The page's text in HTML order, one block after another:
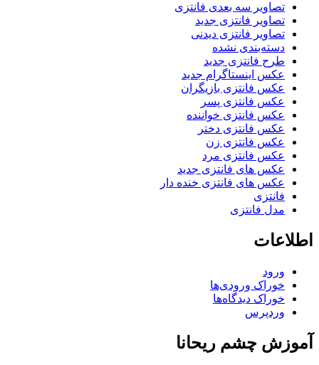
تصاویر سه بعدی فانتزی
تصاویر فانتزی جدید
تصاویر فانتزی دیدنی
دسته‌بندی نشده
طرح فانتزی جدید
عکس اینستاگرام جدید
عکس فانتزی بازیگران
عکس فانتزی پسر
عکس فانتزی خواننده
عکس فانتزی دختر
عکس فانتزی زن
عکس فانتزی مرد
عکس های فانتزی جدید
عکس های فانتزی خنده دار
فانتزی
مدل فانتزی
اطلاعات
ورود
خوراک ورودی‌ها
خوراک دیدگاه‌ها
وردپرس
آموزش چشم ریحانا